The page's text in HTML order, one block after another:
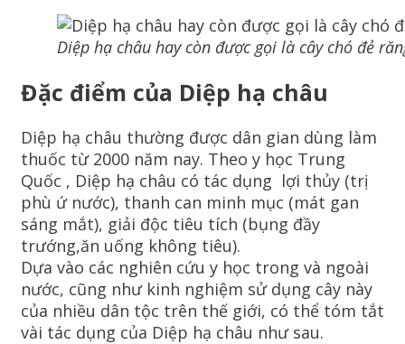
Diệp hạ châu hay còn được gọi là cây chó đẻ
Đặc điểm của Diệp hạ châu
Diệp hạ châu thường được dân gian dùng làm
thuốc từ 2000 năm nay. Theo y học Trung
Quốc , Diệp hạ châu có tác dụng lợi thủy (trị
phù ứ nước), thanh can minh mục (mát gan
sáng mắt), giải độc tiêu tích (bụng đầy
trướng,ăn uống không tiêu).
Dựa vào các nghiên cứu y học trong và ngoài
nước, cũng như kinh nghiệm sử dụng cây này
của nhiều dân tộc trên thế giới, có thể tóm tắt
vài tác dụng của Diệp hạ châu như sau.